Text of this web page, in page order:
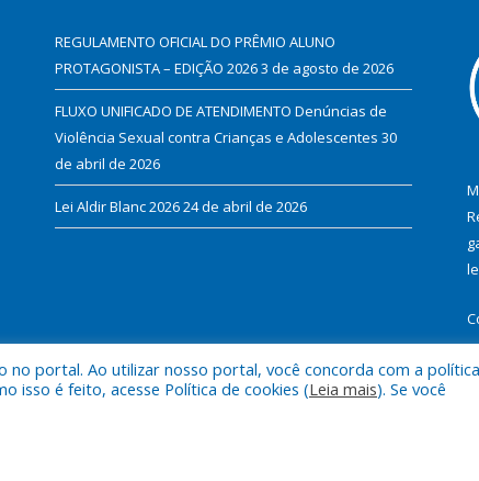
REGULAMENTO OFICIAL DO PRÊMIO ALUNO
PROTAGONISTA – EDIÇÃO 20263 de agosto de 2026
FLUXO UNIFICADO DE ATENDIMENTO Denúncias de
Violência Sexual contra Crianças e Adolescentes 30
de abril de 2026
Lei Aldir Blanc 202624 de abril de 2026
no portal. Ao utilizar nosso portal, você concorda com a
isso é feito, acesse Política de cookies (Leia mais). Se você